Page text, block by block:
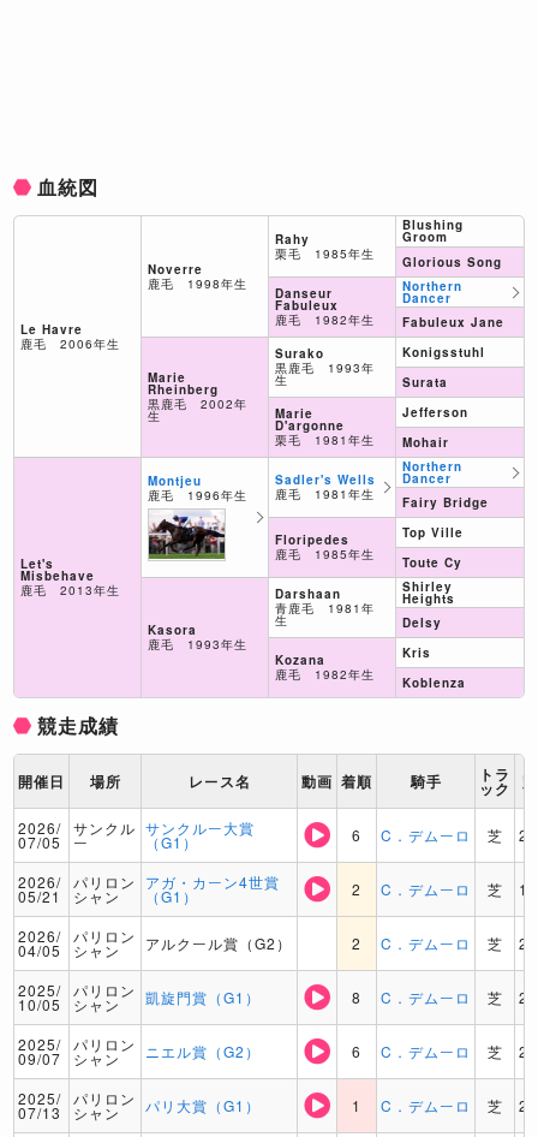
血統図
Le Havre
鹿毛 2006年生
Let's
Misbehave
鹿毛 2013年生
Noverre
鹿毛 1998年生
Marie
Rheinberg
黒鹿毛 2002年
生
Montjeu
鹿毛 1996年生
Kasora
鹿毛 1993年生
Rahy
栗毛 1985年生
Danseur
Fabuleux
鹿毛 1982年生
Surako
黒鹿毛 1993年
生
Marie
D'argonne
栗毛 1981年生
Sadler's Wells
鹿毛 1981年生
Floripedes
鹿毛 1985年生
Darshaan
青鹿毛 1981年
生
Kozana
鹿毛 1982年生
Blushing
Groom
Glorious Song
Northern
Dancer
Fabuleux Jane
Konigsstuhl
Surata
Jefferson
Mohair
Northern
Dancer
Fairy Bridge
Top Ville
Toute Cy
Shirley
Heights
Delsy
Kris
Koblenza
競走成績
開催日 場所 レース名 動画 着順 騎手 トラ
ック
2026/
07/05
サンクル
ー
サンクルー大賞
（G1） 6 C．デムーロ 芝
2026/
05/21
パリロン
シャン
アガ・カーン4世賞
（G1） 2 C．デムーロ 芝
2026/
04/05
パリロン
シャン アルクール賞（G2） 2 C．デムーロ 芝
2025/
10/05
パリロン
シャン 凱旋門賞（G1） 8 C．デムーロ 芝
2025/
09/07
パリロン
シャン ニエル賞（G2） 6 C．デムーロ 芝
2025/
07/13
パリロン
シャン パリ大賞（G1） 1 C．デムーロ 芝